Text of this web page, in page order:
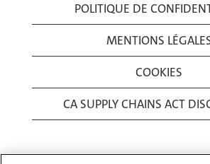
POLITIQUE DE
MENTIONS
COOKIES
CA SUPPLY CHAINS ACT